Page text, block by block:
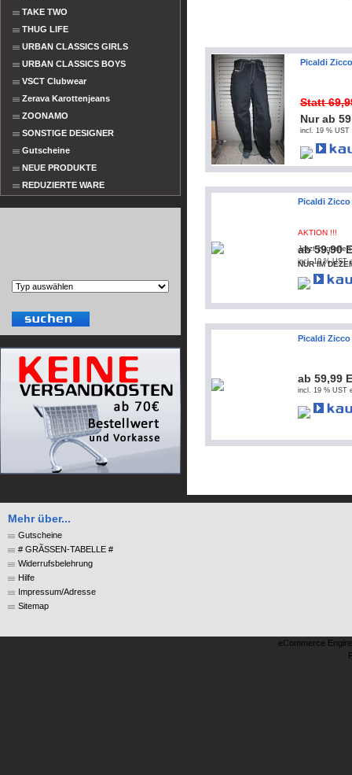
TAKE TWO
THUG LIFE
URBAN CLASSICS GIRLS
URBAN CLASSICS BOYS
VSCT Clubwear
Zerava Karottenjeans
ZOONAMO
SONSTIGE DESIGNER
Gutscheine
NEUE PRODUKTE
REDUZIERTE WARE
Picaldi
Statt
Nur ab
incl. 19 % UST
Picaldi Zicco
AKTION !!!
Jetzt
NUR IM
ab 59,90
incl. 19 % UST
Picaldi Zicco
ab 59,99
incl. 19 % UST
Mehr über...
Gutscheine
# GRÃSSEN-TABELLE #
Widerrufsbelehrung
Hilfe
Impressum/Adresse
Sitemap
eCommerce